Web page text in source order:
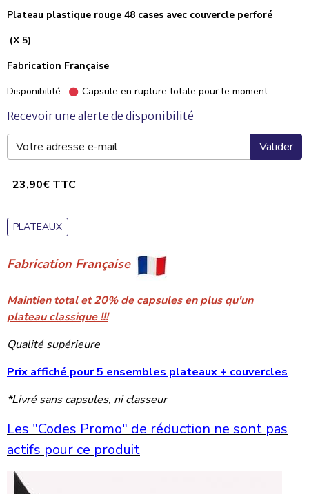
Plateau plastique rouge 48 cases avec couvercle perforé
(X 5)
Fabrication Française
Disponibilité :
Capsule en rupture totale pour le moment
Recevoir une alerte de disponibilité
Valider
23,90€ TTC
PLATEAUX
Fabrication Française
Maintien total et 20% de capsules en plus qu'un
plateau classique !!!
Qualité supérieure
Prix affiché pour 5 ensembles plateaux + couvercles
*Livré sans capsules, ni classeur
Les "Codes Promo" de réduction ne sont pas
actifs pour ce produit